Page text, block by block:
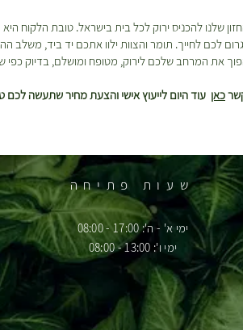
שלנו להכניס ירוק לכל בית בישראל. טובת הלקוח
לכם לחייך. תומר והצוות ילוו אתכם יד ביד,
את המרחב שלכם לירוק, מטופח ומושלם, בדיוק כפי
כאן עוד היום לייעוץ אישי והצעת מחיר שתעשה לכם
שעות פתיחה
ימי א' - ה': 17:00 - 08:00
ימי ו': 13:00 - 08:00